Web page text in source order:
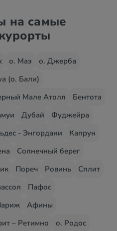
на самые
о. Маэ
о. Джерба
(о. Бали)
Мале Атолл
Бентота
Дубай
Фуджейра
- Энгордани
Капрун
Солнечный берег
Пореч Ровинь
Сплит
Пафос
Афины
– Ретимно
о. Родос